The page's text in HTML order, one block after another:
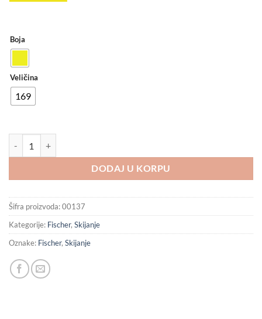
Boja
Veličina
169
DODAJ U KORPU
Šifra proizvoda:00137
Kategorije: Fischer, Skijanje
Oznake: Fischer, Skijanje